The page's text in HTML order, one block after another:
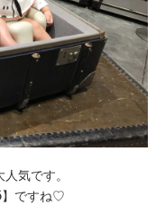
気です。
】ですね♡